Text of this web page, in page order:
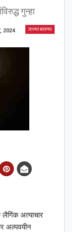
गुन्हा
ताज्या बातम्या
2024
लैगिंक अत्याचार
अल्पवयीन